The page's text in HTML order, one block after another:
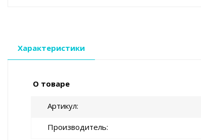
Характеристики
О товаре
Артикул
Производитель